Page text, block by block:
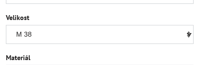
Velikost
Materiál